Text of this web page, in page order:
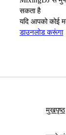
सकता है
यदि आपको कोई
डाउनलोड करूंगा
मुखपृष्ठ